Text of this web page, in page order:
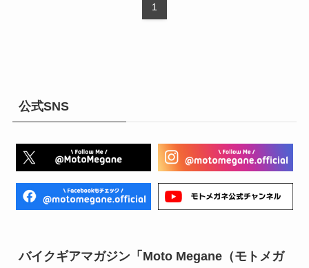
1
公式SNS
バイクギアマガジン「Moto Megane（モトメガ